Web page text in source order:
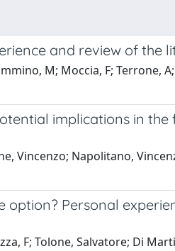
and review of the
M; Moccia, F; Terrone,
implications in
Vincenzo; Napolitano,
Personal
F; Tolone, Salvatore; Di